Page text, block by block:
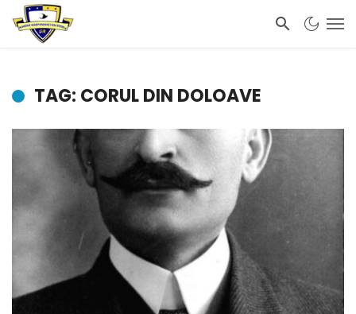
TAG: CORUL DIN DOLOAVE